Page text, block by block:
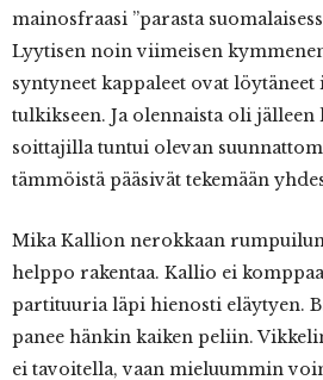
mainosfraasi ”parasta
Lyytisen noin viimeisen
syntyneet kappaleet ovat
tulkikseen. Ja olennaista oli jälleen
soittajilla tuntui olevan
tämmöistä pääsivät tekemään
Mika Kallion nerokkaan
helppo rakentaa. Kallio ei
partituuria läpi hienosti eläytyen.
panee hänkin kaiken peliin.
ei tavoitella, vaan mieluummin